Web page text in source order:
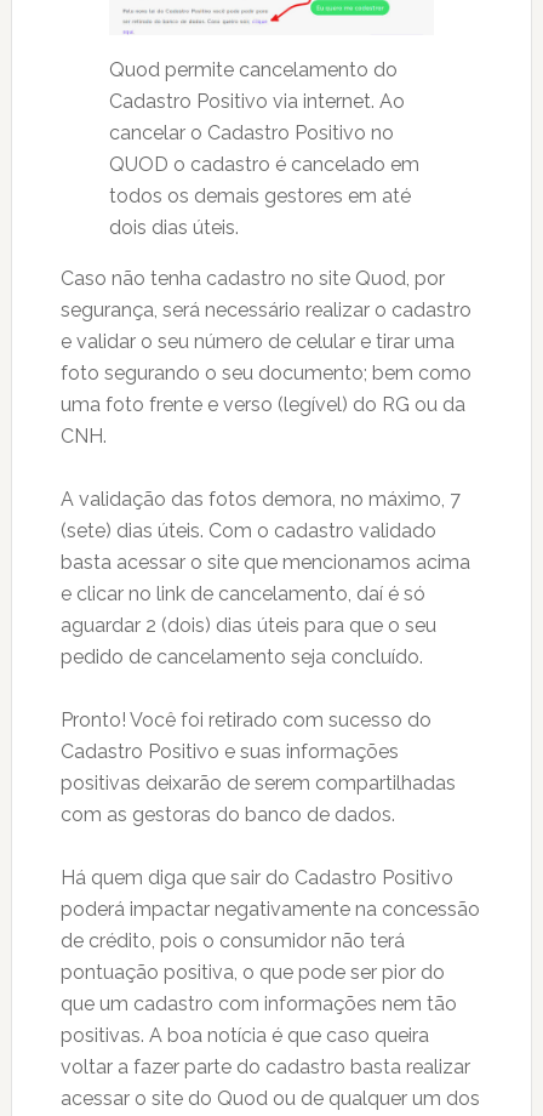
Quod permite cancelamento do
Cadastro Positivo via internet. Ao
cancelar o Cadastro Positivo no
QUOD o cadastro é cancelado em
todos os demais gestores em até
dois dias úteis.
Caso não tenha cadastro no site Quod, por
segurança, será necessário realizar o cadastro
e validar o seu número de celular e tirar uma
foto segurando o seu documento; bem como
uma foto frente e verso (legível) do RG ou da
CNH.
A validação das fotos demora, no máximo, 7
(sete) dias úteis. Com o cadastro validado
basta acessar o site que mencionamos acima
e clicar no link de cancelamento, daí é só
aguardar 2 (dois) dias úteis para que o seu
pedido de cancelamento seja concluído.
Pronto! Você foi retirado com sucesso do
Cadastro Positivo e suas informações
positivas deixarão de serem compartilhadas
com as gestoras do banco de dados.
Há quem diga que sair do Cadastro Positivo
poderá impactar negativamente na concessão
de crédito, pois o consumidor não terá
pontuação positiva, o que pode ser pior do
que um cadastro com informações nem tão
positivas. A boa notícia é que caso queira
voltar a fazer parte do cadastro basta realizar
acessar o site do Quod ou de qualquer um dos